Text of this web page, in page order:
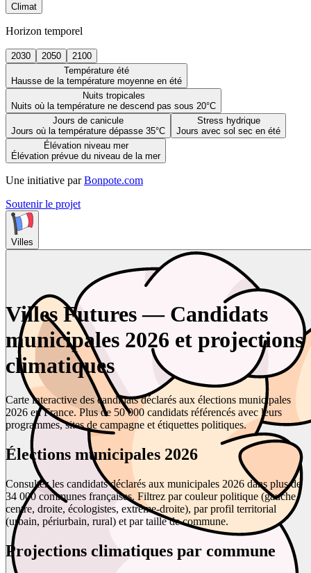
Climat
Horizon temporel
2030 2050
2100
Température été
Hausse de la température moyenne en été
Nuits tropicales
Nuits où la température ne descend pas sous 20°C
Jours de canicule
Jours où la température dépasse 35°C
Stress hydrique
Jours avec sol sec en été
Élévation niveau mer
Élévation prévue du niveau de la mer
Une initiative par Bonpote.com
Soutenir le projet
Villes
Villes Futures — Candidats
municipales 2026 et projections
climatiques
Carte interactive des candidats déclarés aux élections municipales
2026 en France. Plus de 50 000 candidats référencés avec leurs
programmes, sites de campagne et étiquettes politiques.
Élections municipales 2026
Consultez les candidats déclarés aux municipales 2026 dans plus de
34 000 communes françaises. Filtrez par couleur politique (gauche,
centre, droite, écologistes, extrême-droite), par profil territorial
(urbain, périurbain, rural) et par taille de commune.
Projections climatiques par commune